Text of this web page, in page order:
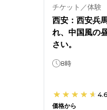
チケット／体験
西安：西安兵
れ、中国風の
さい。
8時
4.6
価格から